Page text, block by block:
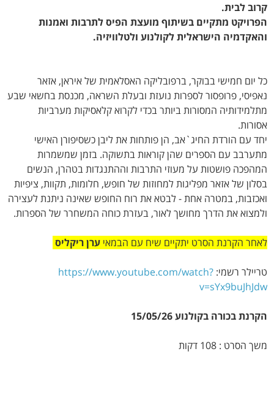
קרוב לבית.
הפרויקט מתקיים בשיתוף מועצת הפיס לתרבות ואמנות
והאקדמיה הישראלית לקולנוע ולטלוויזיה.
כל יום חמישי בבוקר, ברפובליקה האסלאמית של איראן, אזאר
נאפיסי, פרופסור לספרות נועזת ובעלת השראה, מכנסת בחשאי שבע
מתלמידותיה המסורות ביותר בכדי לקרוא קלאסיקות מערביות
אסורות.
יחד עם הורדת החיג`אב, הן פותחות את ליבן כשסיפורן האישי
מתערבב עם הספרים שהן קוראות בתשוקה. בזמן שמשמרות
המהפכה פושטות על מעוזי התרבות וההתנגדות בטהרן, הנשים
בסלון של אזאר מפליגות למחוזות של חופש, חלומות, תקוות, ציפיות
ואכזבות, במטרה אחת - לבטא את רוח החופש שאינה ניתנת לעצירה
ולמצוא את הדרך מחושך לאור, בעזרת כוחה המשחרר של הספרות.
לאחר הקרנת הסרט יתקיים שיח עם הבמאיערן ריקליס
טריילר רשמי:https://www.youtube.com/watch?
v=sYx9buJhJdw
הקרנת בכורה בקולנוע 15/05/26
משך הסרט : 108 דקות